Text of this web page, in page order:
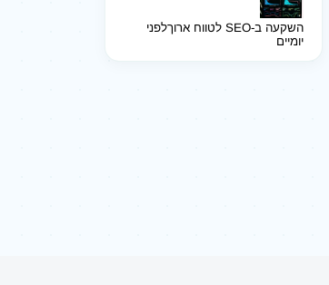
השקעה ב-SEO לטווח ארוך
לפני
יומיים